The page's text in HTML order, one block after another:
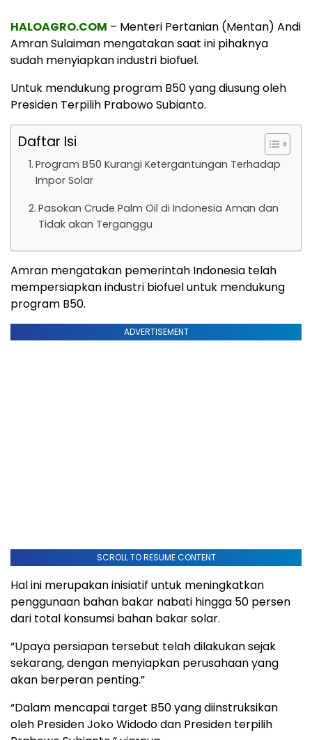
HALOAGRO.COM – Menteri Pertanian (Mentan) Andi
Amran Sulaiman mengatakan saat ini pihaknya
sudah menyiapkan industri biofuel.
Untuk mendukung program B50 yang diusung oleh
Presiden Terpilih Prabowo Subianto.
Daftar Isi
Program B50 Kurangi Ketergantungan Terhadap
Impor Solar
Pasokan Crude Palm Oil di Indonesia Aman dan
Tidak akan Terganggu
Amran mengatakan pemerintah Indonesia telah
mempersiapkan industri biofuel untuk mendukung
program B50.
ADVERTISEMENT
SCROLL TO RESUME CONTENT
Hal ini merupakan inisiatif untuk meningkatkan
penggunaan bahan bakar nabati hingga 50 persen
dari total konsumsi bahan bakar solar.
“Upaya persiapan tersebut telah dilakukan sejak
sekarang, dengan menyiapkan perusahaan yang
akan berperan penting.”
“Dalam mencapai target B50 yang diinstruksikan
oleh Presiden Joko Widodo dan Presiden terpilih